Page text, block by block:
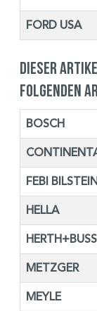
FORD USA
Dieser
folgenden
BOSCH
FEBI
HELLA
METZGER
MEYLE